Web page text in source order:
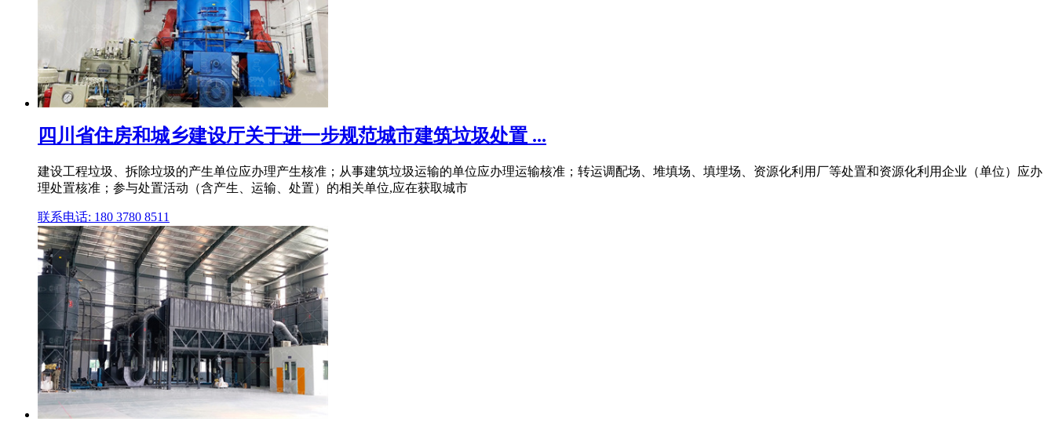
四川省住房和城乡建设厅关于进一步规范城市建筑垃圾处置 ...
建设工程垃圾、拆除垃圾的产生单位应办理产生核准；从事建筑垃圾运输的单位应办理运输核准；转运调配场、堆填场、填埋场、资源化利用厂等处置和资源化利用企业（单位）应办
理处置核准；参与处置活动（含产生、运输、处置）的相关单位,应在获取城市
联系电话: 180 3780 8511